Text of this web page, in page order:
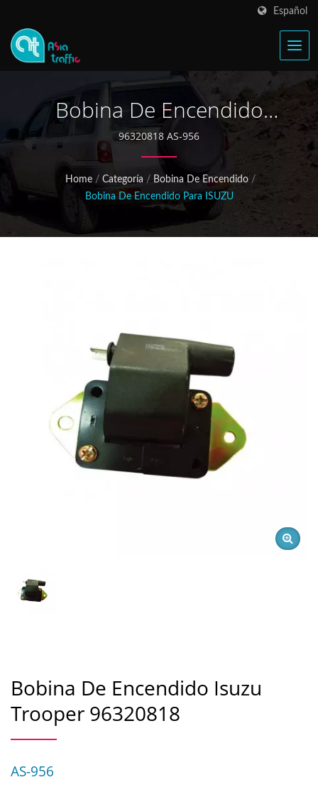
Español
Bobina De Encendido
Isuzu Trooper 96320818
96320818 AS-956
Home / Categoría / Bobina De Encendido /
Bobina De Encendido Para ISUZU
Bobina De Encendido Isuzu
Trooper 96320818
AS-956